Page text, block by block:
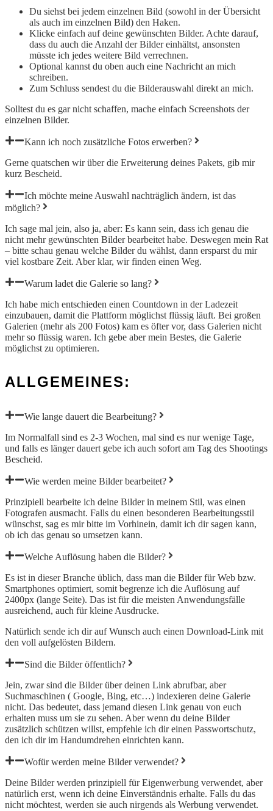
Du siehst bei jedem einzelnen Bild (sowohl in der Übersicht
als auch im einzelnen Bild) den Haken.
Klicke einfach auf deine gewünschten Bilder. Achte darauf,
dass du auch die Anzahl der Bilder einhältst, ansonsten
müsste ich jedes weitere Bild verrechnen.
Optional kannst du oben auch eine Nachricht an mich
schreiben.
Zum Schluss sendest du die Bilderauswahl direkt an mich.
Solltest du es gar nicht schaffen, mache einfach Screenshots der
einzelnen Bilder.
Kann ich noch zusätzliche Fotos erwerben?
Gerne quatschen wir über die Erweiterung deines Pakets, gib mir
kurz Bescheid.
Ich möchte meine Auswahl nachträglich ändern, ist das
möglich?
Ich sage mal jein, also ja, aber: Es kann sein, dass ich genau die
nicht mehr gewünschten Bilder bearbeitet habe. Deswegen mein Rat
– bitte schau genau welche Bilder du wählst, dann ersparst du mir
viel kostbare Zeit. Aber klar, wir finden einen Weg.
Warum ladet die Galerie so lang?
Ich habe mich entschieden einen Countdown in der Ladezeit
einzubauen, damit die Plattform möglichst flüssig läuft. Bei großen
Galerien (mehr als 200 Fotos) kam es öfter vor, dass Galerien nicht
mehr so flüssig waren. Ich gebe aber mein Bestes, die Galerie
möglichst zu optimieren.
ALLGEMEINES:
Wie lange dauert die Bearbeitung?
Im Normalfall sind es 2-3 Wochen, mal sind es nur wenige Tage,
und falls es länger dauert gebe ich auch sofort am Tag des Shootings
Bescheid.
Wie werden meine Bilder bearbeitet?
Prinzipiell bearbeite ich deine Bilder in meinem Stil, was einen
Fotografen ausmacht. Falls du einen besonderen Bearbeitungsstil
wünschst, sag es mir bitte im Vorhinein, damit ich dir sagen kann,
ob ich das genau so umsetzen kann.
Welche Auflösung haben die Bilder?
Es ist in dieser Branche üblich, dass man die Bilder für Web bzw.
Smartphones optimiert, somit begrenze ich die Auflösung auf
2400px (lange Seite). Das ist für die meisten Anwendungsfälle
ausreichend, auch für kleine Ausdrucke.
Natürlich sende ich dir auf Wunsch auch einen Download-Link mit
den voll aufgelösten Bildern.
Sind die Bilder öffentlich?
Jein, zwar sind die Bilder über deinen Link abrufbar, aber
Suchmaschinen ( Google, Bing, etc…) indexieren deine Galerie
nicht. Das bedeutet, dass jemand diesen Link genau von euch
erhalten muss um sie zu sehen. Aber wenn du deine Bilder
zusätzlich schützen willst, empfehle ich dir einen Passwortschutz,
den ich dir im Handumdrehen einrichten kann.
Wofür werden meine Bilder verwendet?
Deine Bilder werden prinzipiell für Eigenwerbung verwendet, aber
natürlich erst, wenn ich deine Einverständnis erhalte. Falls du das
nicht möchtest, werden sie auch nirgends als Werbung verwendet.